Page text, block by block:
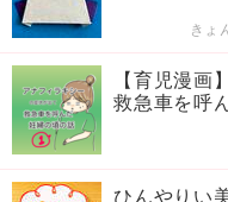
きょ
【育児漫
救急車を呼
ひんやりい